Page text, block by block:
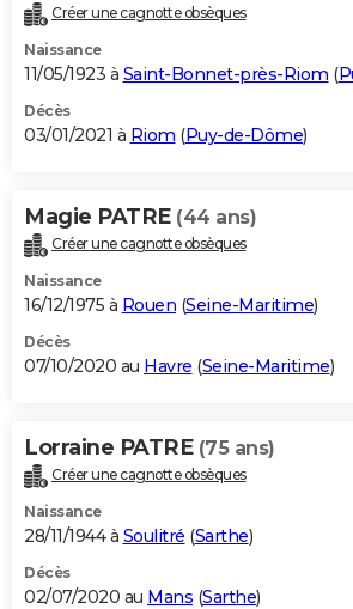
Créer une cagnotte obsèques
Naissance
11/05/1923 à Saint-Bonnet-près-Riom (
Décès
03/01/2021 à Riom (Puy-de-Dôme)
Magie PATRE (44 ans)
Créer une cagnotte obsèques
Naissance
16/12/1975 à Rouen (Seine-Maritime)
Décès
07/10/2020 au Havre (Seine-Maritime)
Lorraine PATRE (75 ans)
Créer une cagnotte obsèques
Naissance
28/11/1944 à Soulitré (Sarthe)
Décès
02/07/2020 au Mans (Sarthe)